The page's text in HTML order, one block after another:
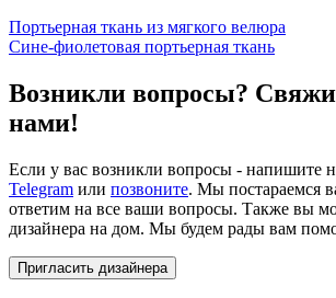
Портьерная ткань из мягкого велюра
Сине-фиолетовая портьерная ткань
Возникли вопросы?
нами!
Если у вас возникли вопросы - напишите
Telegram или позвоните. Мы постараемся
ответим на все ваши вопросы. Также вы
дизайнера на дом. Мы будем рады вам
Пригласить дизайнера